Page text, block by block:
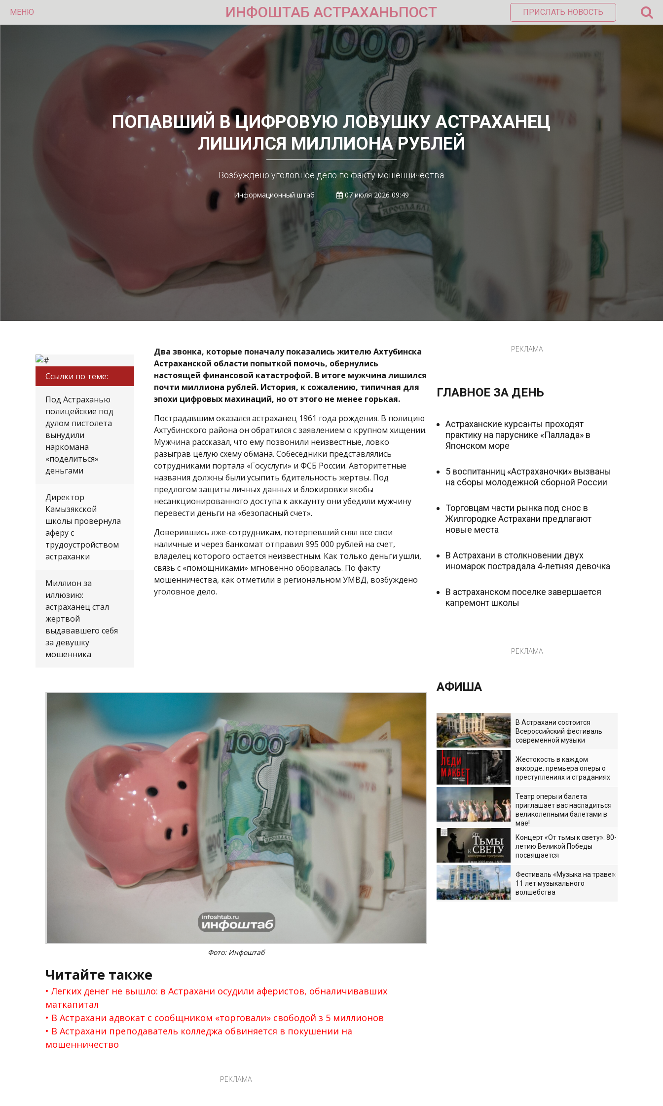
МЕНЮ ИНФОШТАБ АСТРАХАНЬПОСТ ПРИСЛАТЬ НОВОСТЬ
ПОПАВШИЙ В ЦИФРОВУЮ ЛОВУШКУ АСТРАХАНЕЦ
ЛИШИЛСЯ МИЛЛИОНА РУБЛЕЙ
Возбуждено уголовное дело по факту мошенничества
Информационный штаб 07 июля 2026 09:49
Ссылки по теме:
Под Астраханью
полицейские под
дулом пистолета
вынудили
наркомана
«поделиться»
деньгами
Директор
Камызякской
школы провернула
аферу с
трудоустройством
астраханки
Миллион за
иллюзию:
астраханец стал
жертвой
выдававшего себя
за девушку
мошенника
Два звонка, которые поначалу показались жителю Ахтубинска
Астраханской области попыткой помочь, обернулись
настоящей финансовой катастрофой. В итоге мужчина лишился
почти миллиона рублей. История, к сожалению, типичная для
эпохи цифровых махинаций, но от этого не менее горькая.
Пострадавшим оказался астраханец 1961 года рождения. В полицию
Ахтубинского района он обратился с заявлением о крупном хищении.
Мужчина рассказал, что ему позвонили неизвестные, ловко
разыграв целую схему обмана. Собеседники представлялись
сотрудниками портала «Госуслуги» и ФСБ России. Авторитетные
названия должны были усыпить бдительность жертвы. Под
предлогом защиты личных данных и блокировки якобы
несанкционированного доступа к аккаунту они убедили мужчину
перевести деньги на «безопасный счет».
Доверившись лже-сотрудникам, потерпевший снял все свои
наличные и через банкомат отправил 995 000 рублей на счет,
владелец которого остается неизвестным. Как только деньги ушли,
связь с «помощниками» мгновенно оборвалась. По факту
мошенничества, как отметили в региональном УМВД, возбуждено
уголовное дело.
Фото: Инфоштаб
Читайте также
Легких денег не вышло: в Астрахани осудили аферистов, обналичивавших
маткапитал
В Астрахани адвокат с сообщником «торговали» свободой з 5 миллионов
В Астрахани преподаватель колледжа обвиняется в покушении на
мошенничество
РЕКЛАМА
РЕКЛАМА
ГЛАВНОЕ ЗА ДЕНЬ
Астраханские курсанты проходят
практику на паруснике «Паллада» в
Японском море
5 воспитанниц «Астраханочки» вызваны
на сборы молодежной сборной России
Торговцам части рынка под снос в
Жилгородке Астрахани предлагают
новые места
В Астрахани в столкновении двух
иномарок пострадала 4-летняя девочка
В астраханском поселке завершается
капремонт школы
РЕКЛАМА
АФИША
В Астрахани состоится
Всероссийский фестиваль
современной музыки
Жестокость в каждом
аккорде: премьера оперы о
преступлениях и страданиях
Театр оперы и балета
приглашает вас насладиться
великолепными балетами в
мае!
Концерт «От тьмы к свету»: 80-
летию Великой Победы
посвящается
Фестиваль «Музыка на траве»:
11 лет музыкального
волшебства